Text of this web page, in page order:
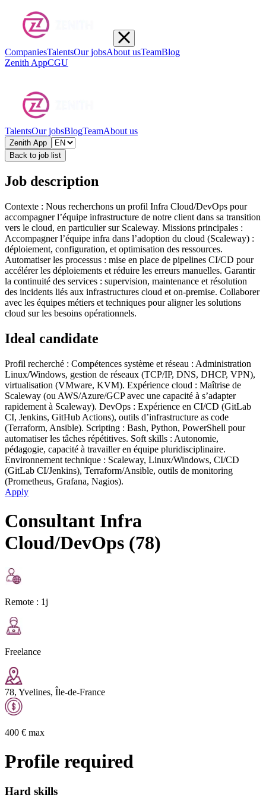
CompaniesTalentsOur jobsAbout usTeamBlog
Zenith AppCGU
TalentsOur jobsBlogTeamAbout us
Zenith App
Back to job list
Job description
Contexte : Nous recherchons un profil Infra Cloud/DevOps pour
accompagner l’équipe infrastructure de notre client dans sa transition
vers le cloud, en particulier sur Scaleway. Missions principales :
Accompagner l’équipe infra dans l’adoption du cloud (Scaleway) :
déploiement, configuration, et optimisation des ressources.
Automatiser les processus : mise en place de pipelines CI/CD pour
accélérer les déploiements et réduire les erreurs manuelles. Garantir
la continuité des services : supervision, maintenance et résolution
des incidents liés aux infrastructures cloud et on-premise. Collaborer
avec les équipes métiers et techniques pour aligner les solutions
cloud sur les besoins opérationnels.
Ideal candidate
Profil recherché : Compétences système et réseau : Administration
Linux/Windows, gestion de réseaux (TCP/IP, DNS, DHCP, VPN),
virtualisation (VMware, KVM). Expérience cloud : Maîtrise de
Scaleway (ou AWS/Azure/GCP avec une capacité à s’adapter
rapidement à Scaleway). DevOps : Expérience en CI/CD (GitLab
CI, Jenkins, GitHub Actions), outils d’infrastructure as code
(Terraform, Ansible). Scripting : Bash, Python, PowerShell pour
automatiser les tâches répétitives. Soft skills : Autonomie,
pédagogie, capacité à travailler en équipe pluridisciplinaire.
Environnement technique : Scaleway, Linux/Windows, CI/CD
(GitLab CI/Jenkins), Terraform/Ansible, outils de monitoring
(Prometheus, Grafana, Nagios).
Apply
Consultant Infra
Cloud/DevOps (78)
Remote : 1j
Freelance
78, Yvelines, Île-de-France
400 € max
Profile required
Hard skills